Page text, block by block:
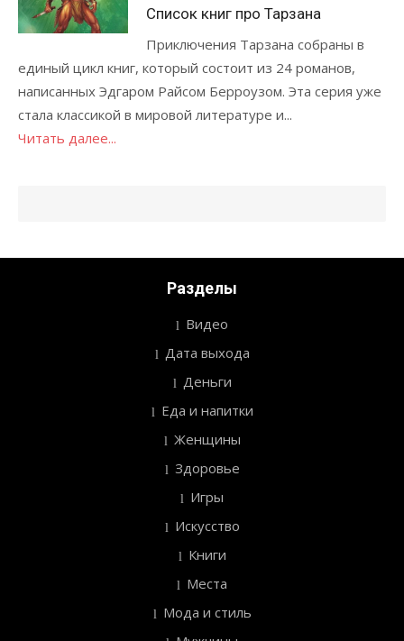
Список книг про Тарзана
Приключения Тарзана собраны в
единый цикл книг, который состоит из 24 романов,
написанных Эдгаром Райсом Берроузом. Эта серия уже
стала классикой в мировой литературе и...
Читать далее...
Разделы
Видео
Дата выхода
Деньги
Еда и напитки
Женщины
Здоровье
Игры
Искусство
Книги
Места
Мода и стиль